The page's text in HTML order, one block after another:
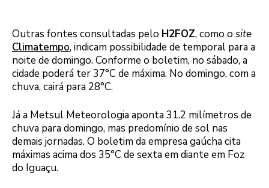
Outras fontes consultadas pelo H2FOZ, como o site
Climatempo, indicam possibilidade de temporal para a
noite de domingo. Conforme o boletim, no sábado, a
cidade poderá ter 37°C de máxima. No domingo, com a
chuva, cairá para 28°C.
Já a Metsul Meteorologia aponta 31.2 milímetros de
chuva para domingo, mas predomínio de sol nas
demais jornadas. O boletim da empresa gaúcha cita
máximas acima dos 35°C de sexta em diante em Foz
do Iguaçu.